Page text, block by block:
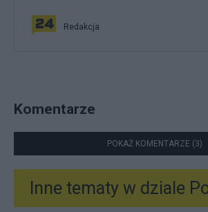
Redakcja
Komentarze
POKAŻ KOMENTARZE (3)
Inne tematy w dziale